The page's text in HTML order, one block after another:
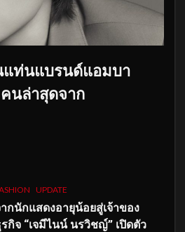
แท่นแบรนด์แอมบา
นล่าสุดจาก
UPDATE
กนักแสดงอายุน้อยสู่เจ้าของ
กิจ “เจมีไนน์ นรวิชญ์” เปิดตัว